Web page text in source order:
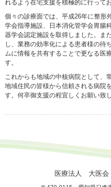
れるよう在宅支援を積極的に行って
個々の診療面では、平成26年に整形
学会指導施設、日本消化管学会胃腸
器学会認定施設を取得しました。ま
し、業務の効率化による患者様の待
ムに情報を共有することで更なる医
す。
これからも地域の中核病院として、
地域住民の皆様から信頼される病院
す。何卒御支援の程宜しくお願い致し
医療法人 大医